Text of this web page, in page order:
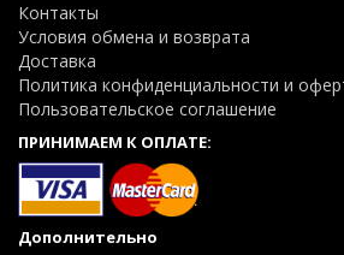
Контакты
Условия обмена и возврата
Доставка
Политика конфиденциальности и
Пользовательское соглашение
ПРИНИМАЕМ К ОПЛАТЕ:
Дополнительно